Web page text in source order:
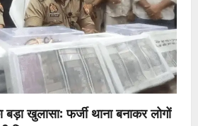
बड़ा खुलासा: फर्जी थाना बनाकर लोगों